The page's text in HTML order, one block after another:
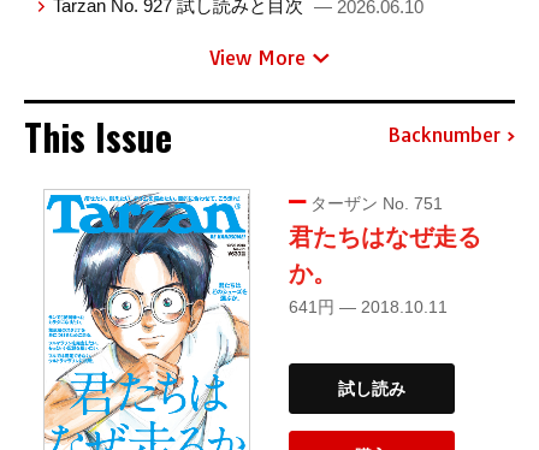
Tarzan No. 927 試し読みと目次 — 2026.06.10
View More
This Issue Backnumber
ターザン No. 751
君たちはなぜ走る
か。
641円 — 2018.10.11
試し読み